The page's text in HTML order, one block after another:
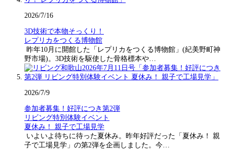
2026/7/16
3D技術で本物そっくり！
レプリカをつくる博物館
昨年10月に開館した「レプリカをつくる博物館」(紀美野町神
野市場)。3D技術を駆使した骨格標本や…
2026/7/9
参加者募集！好評につき第2弾
リビング特別体験イベント
夏休み！ 親子で工場見学
いよいよ待ちに待った夏休み。昨年好評だった「夏休み！ 親
子で工場見学」の第2弾を企画しました。今…